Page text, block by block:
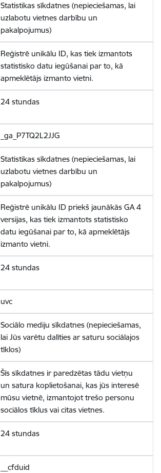
Statistikas sīkdatnes (nepieciešamas, lai
uzlabotu vietnes darbību un
pakalpojumus)
Reģistrē unikālu ID, kas tiek izmantots
statistisko datu iegūšanai par to, kā
apmeklētājs izmanto vietni.
24 stundas
_ga_P7TQ2L2JJG
Statistikas sīkdatnes (nepieciešamas, lai
uzlabotu vietnes darbību un
pakalpojumus)
Reģistrē unikālu ID priekš jaunākās GA 4
versijas, kas tiek izmantots statistisko
datu iegūšanai par to, kā apmeklētājs
izmanto vietni.
24 stundas
uvc
Sociālo mediju sīkdatnes (nepieciešamas,
lai Jūs varētu dalīties ar saturu sociālajos
tīklos)
Šīs sīkdatnes ir paredzētas tādu vietņu
un satura koplietošanai, kas jūs interesē
mūsu vietnē, izmantojot trešo personu
sociālos tīklus vai citas vietnes.
24 stundas
__cfduid